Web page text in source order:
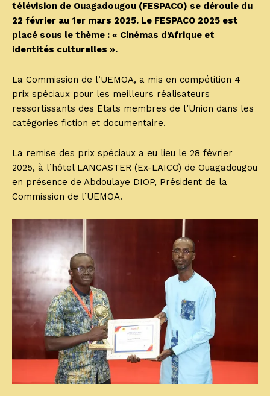
télévision de Ouagadougou (FESPACO) se déroule du
22 février au 1er mars 2025. Le FESPACO 2025 est
placé sous le thème : « Cinémas d’Afrique et
identités culturelles ».
La Commission de l’UEMOA, a mis en compétition 4
prix spéciaux pour les meilleurs réalisateurs
ressortissants des Etats membres de l’Union dans les
catégories fiction et documentaire.
La remise des prix spéciaux a eu lieu le 28 février
2025, à l’hôtel LANCASTER (Ex-LAICO) de Ouagadougou
en présence de Abdoulaye DIOP, Président de la
Commission de l’UEMOA.